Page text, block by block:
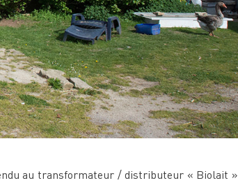
au transformateur / distributeur « Biolait ».